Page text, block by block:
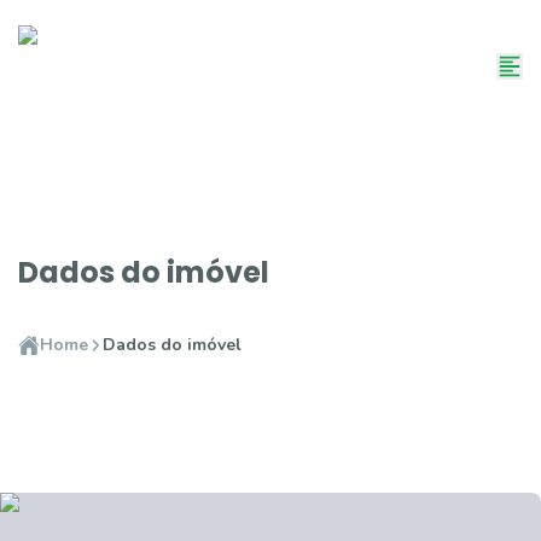
Dados do imóvel
Home Dados do imóvel